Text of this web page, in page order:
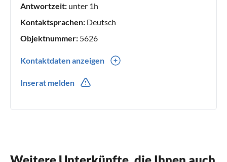
Antwortzeit: unter 1h
Kontaktsprachen: Deutsch
Objektnummer: 5626
Kontaktdaten anzeigen
Inserat melden